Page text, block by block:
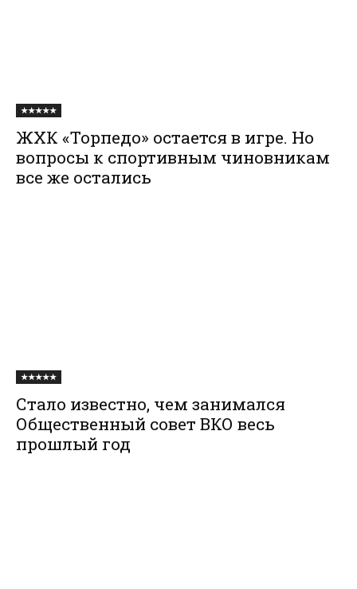
★★★★★
ЖХК «Торпедо» остается в игре. Но
вопросы к спортивным чиновникам
все же остались
★★★★★
Стало известно, чем занимался
Общественный совет ВКО весь
прошлый год